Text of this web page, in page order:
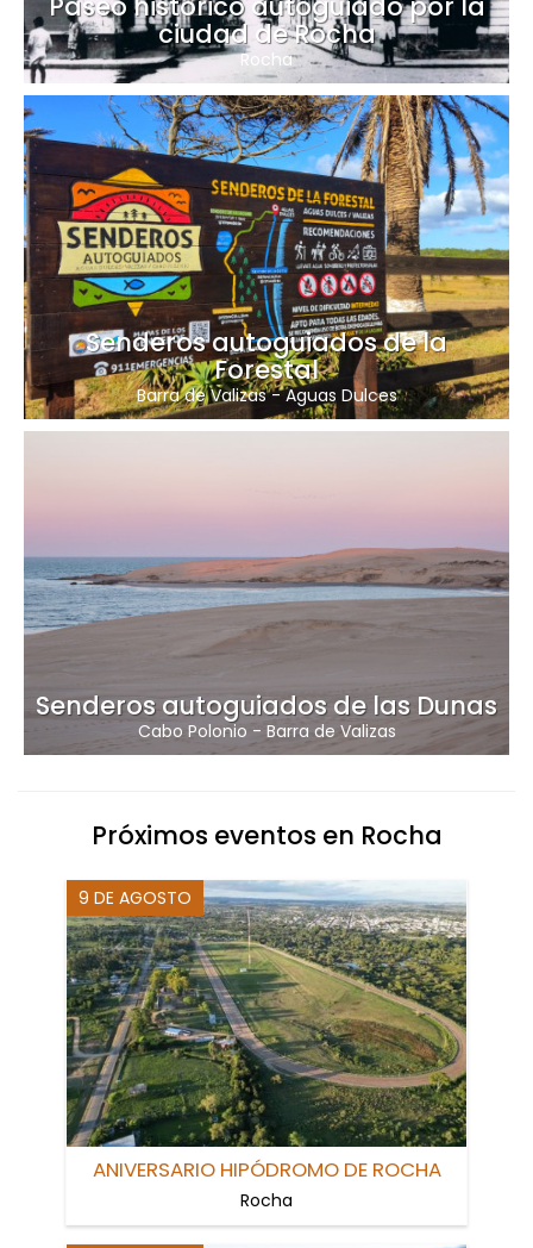
ciudad de Rocha
Rocha
Senderos autoguiados de la
Forestal
Barra de Valizas-Aguas Dulces
Senderos autoguiados de las Dunas
Cabo Polonio - Barra de Valizas
Próximos eventos en Rocha
9 DE AGOSTO
ANIVERSARIO HIPÓDROMO DE ROCHA
Rocha